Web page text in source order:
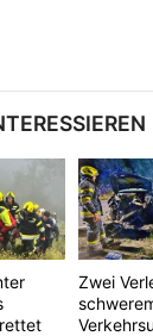
Zwei